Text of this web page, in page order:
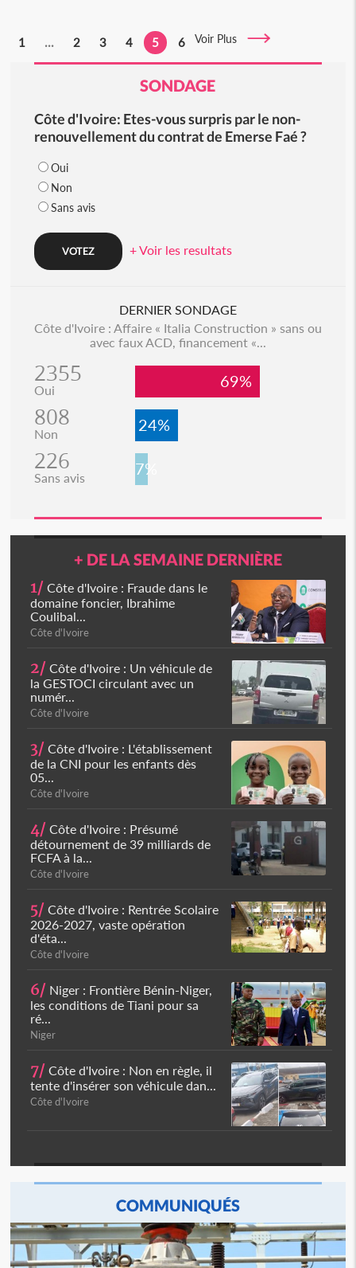
1 ... 2 3 4 5 6 Voir Plus
SONDAGE
Côte d'Ivoire: Etes-vous surpris par le non-
renouvellement du contrat de Emerse Faé ?
Oui
Non
Sans avis
+ Voir les resultats
DERNIER SONDAGE
Côte d'Ivoire : Affaire « Italia Construction » sans ou
avec faux ACD, financement «...
2355
Oui 69%
808
Non 24%
226
Sans avis 7%
+ DE LA SEMAINE DERNIÈRE
1/ Côte d'Ivoire : Fraude dans le
domaine foncier, Ibrahime
Coulibal...
Côte d'Ivoire
2/ Côte d'Ivoire : Un véhicule de
la GESTOCI circulant avec un
numér...
Côte d'Ivoire
3/ Côte d'Ivoire : L'établissement
de la CNI pour les enfants dès
05...
Côte d'Ivoire
4/ Côte d'Ivoire : Présumé
détournement de 39 milliards de
FCFA à la...
Côte d'Ivoire
5/ Côte d'Ivoire : Rentrée Scolaire
2026-2027, vaste opération
d'éta...
Côte d'Ivoire
6/ Niger : Frontière Bénin-Niger,
les conditions de Tiani pour sa
ré...
Niger
7/ Côte d'Ivoire : Non en règle, il
tente d'insérer son véhicule dan...
Côte d'Ivoire
COMMUNIQUÉS